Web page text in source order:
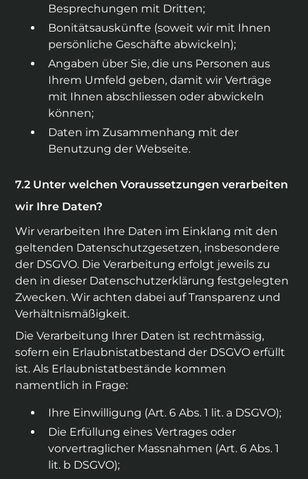
Besprechungen mit Dritten;
Bonitätsauskünfte (soweit wir mit Ihnen
persönliche Geschäfte abwickeln);
Angaben über Sie, die uns Personen aus
Ihrem Umfeld geben, damit wir Verträge
mit Ihnen abschliessen oder abwickeln
können;
Daten im Zusammenhang mit der
Benutzung der Webseite.
Unter welchen Voraussetzungen verarbeiten
wir Ihre Daten?
Wir verarbeiten Ihre Daten im Einklang mit den
geltenden Datenschutzgesetzen, insbesondere
der DSGVO. Die Verarbeitung erfolgt jeweils zu
den in dieser Datenschutzerklärung festgelegten
Zwecken. Wir achten dabei auf Transparenz und
Verhältnismäßigkeit.
Die Verarbeitung Ihrer Daten ist rechtmässig,
sofern ein Erlaubnistatbestand der DSGVO erfüllt
ist. Als Erlaubnistatbestände kommen
namentlich in Frage:
Ihre Einwilligung (Art. 6 Abs. 1 lit. a DSGVO);
Die Erfüllung eines Vertrages oder
vorvertraglicher Massnahmen (Art. 6 Abs. 1
lit. b DSGVO);